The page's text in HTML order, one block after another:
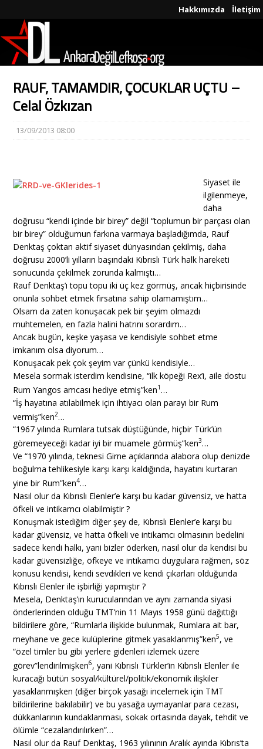
Hakkımızda İletişim
RAUF, TAMAMDIR, ÇOCUKLAR UÇTU –
Celal Özkızan
13/09/2013 08:00
Siyaset ile
ilgilenmeye,
daha
doğrusu “kendi içinde bir birey” değil “toplumun bir parçası olan
bir birey” olduğumun farkına varmaya başladığımda, Rauf
Denktaş çoktan aktif siyaset dünyasından çekilmiş, daha
doğrusu 2000’li yılların başındaki Kıbrıslı Türk halk hareketi
sonucunda çekilmek zorunda kalmıştı…
Rauf Denktaş’ı topu topu iki üç kez görmüş, ancak hiçbirisinde
onunla sohbet etmek fırsatına sahip olamamıştım…
Olsam da zaten konuşacak pek bir şeyim olmazdı
muhtemelen, en fazla halini hatrını sorardım…
Ancak bugün, keşke yaşasa ve kendisiyle sohbet etme
imkanım olsa diyorum…
Konuşacak pek çok şeyim var çünkü kendisiyle…
Mesela sormak isterdim kendisine, “ilk köpeği Rex’i, aile dostu
Rum Yangos amcası hediye etmiş”ken1 …
“İş hayatına atılabilmek için ihtiyacı olan parayı bir Rum
vermiş”ken2…
“1967 yılında Rumlara tutsak düştüğünde, hiçbir Türk’ün
göremeyeceği kadar iyi bir muamele görmüş”ken3…
Ve “1970 yılında, teknesi Girne açıklarında alabora olup denizde
boğulma tehlikesiyle karşı karşı kaldığında, hayatını kurtaran
yine bir Rum”ken4…
Nasıl olur da Kıbrıslı Elenler’e karşı bu kadar güvensiz, ve hatta
öfkeli ve intikamcı olabilmiştir ?
Konuşmak istediğim diğer şey de, Kıbrıslı Elenler’e karşı bu
kadar güvensiz, ve hatta öfkeli ve intikamcı olmasının bedelini
sadece kendi halkı, yani bizler öderken, nasıl olur da kendisi bu
kadar güvensizliğe, öfkeye ve intikamcı duygulara rağmen, söz
konusu kendisi, kendi sevdikleri ve kendi çıkarları olduğunda
Kıbrıslı Elenler ile işbirliği yapmıştır ?
Mesela, Denktaş’ın kurucularından ve aynı zamanda siyasi
önderlerinden olduğu TMT’nin 11 Mayıs 1958 günü dağıttığı
bildirilere göre, “Rumlarla ilişkide bulunmak, Rumlara ait bar,
meyhane ve gece kulüplerine gitmek yasaklanmış”ken5, ve
“özel timler bu gibi yerlere gidenleri izlemek üzere
görev”lendirilmişken6, yani Kıbrıslı Türkler’in Kıbrıslı Elenler ile
kuracağı bütün sosyal/kültürel/politik/ekonomik ilişkiler
yasaklanmışken (diğer birçok yasağı incelemek için TMT
bildirilerine bakılabilir) ve bu yasağa uymayanlar para cezası,
dükkanlarının kundaklanması, sokak ortasında dayak, tehdit ve
ölümle “cezalandırılırken”…
Nasıl olur da Rauf Denktaş, 1963 yılınının Aralık ayında Kıbrıs’ta